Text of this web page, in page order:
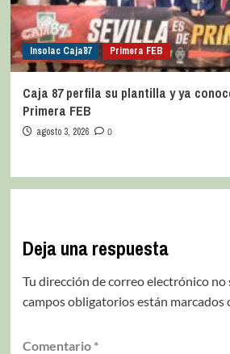
Insolac Caja´87 Primera FEB
Caja 87 perfila su plantilla y ya
Primera FEB
agosto 3, 2026 0
Deja una respuesta
Tu dirección de correo electrónico no
campos obligatorios están marcados
Comentario *